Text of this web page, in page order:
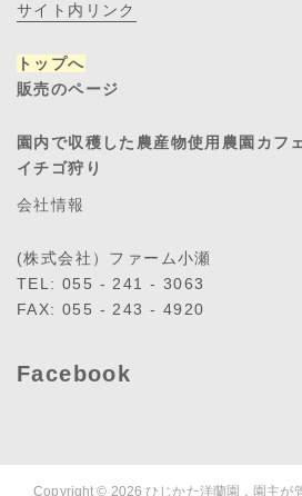
サイト内リンク
トップへ
販売のページ
園内で収穫した農産物使用農園カフ
イチゴ狩り
会社情報
(株式会社）ファーム小瀬
TEL: 055 - 241 - 3063
FAX: 055 - 243 - 4920
Facebook
Copyright © 2026ひじかた洋蘭園．園主が